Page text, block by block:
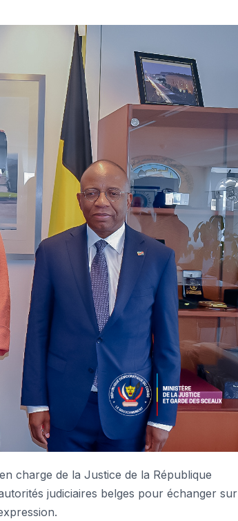
charge de la Justice de la République
judiciaires belges pour échanger sur